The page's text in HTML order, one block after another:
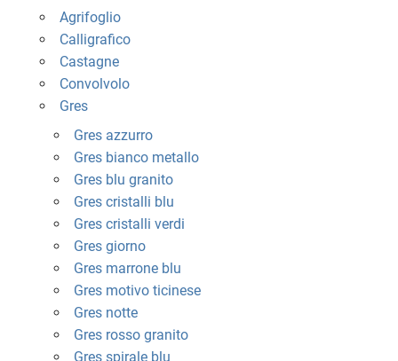
Agrifoglio
Calligrafico
Castagne
Convolvolo
Gres
Gres azzurro
Gres bianco metallo
Gres blu granito
Gres cristalli blu
Gres cristalli verdi
Gres giorno
Gres marrone blu
Gres motivo ticinese
Gres notte
Gres rosso granito
Gres spirale blu